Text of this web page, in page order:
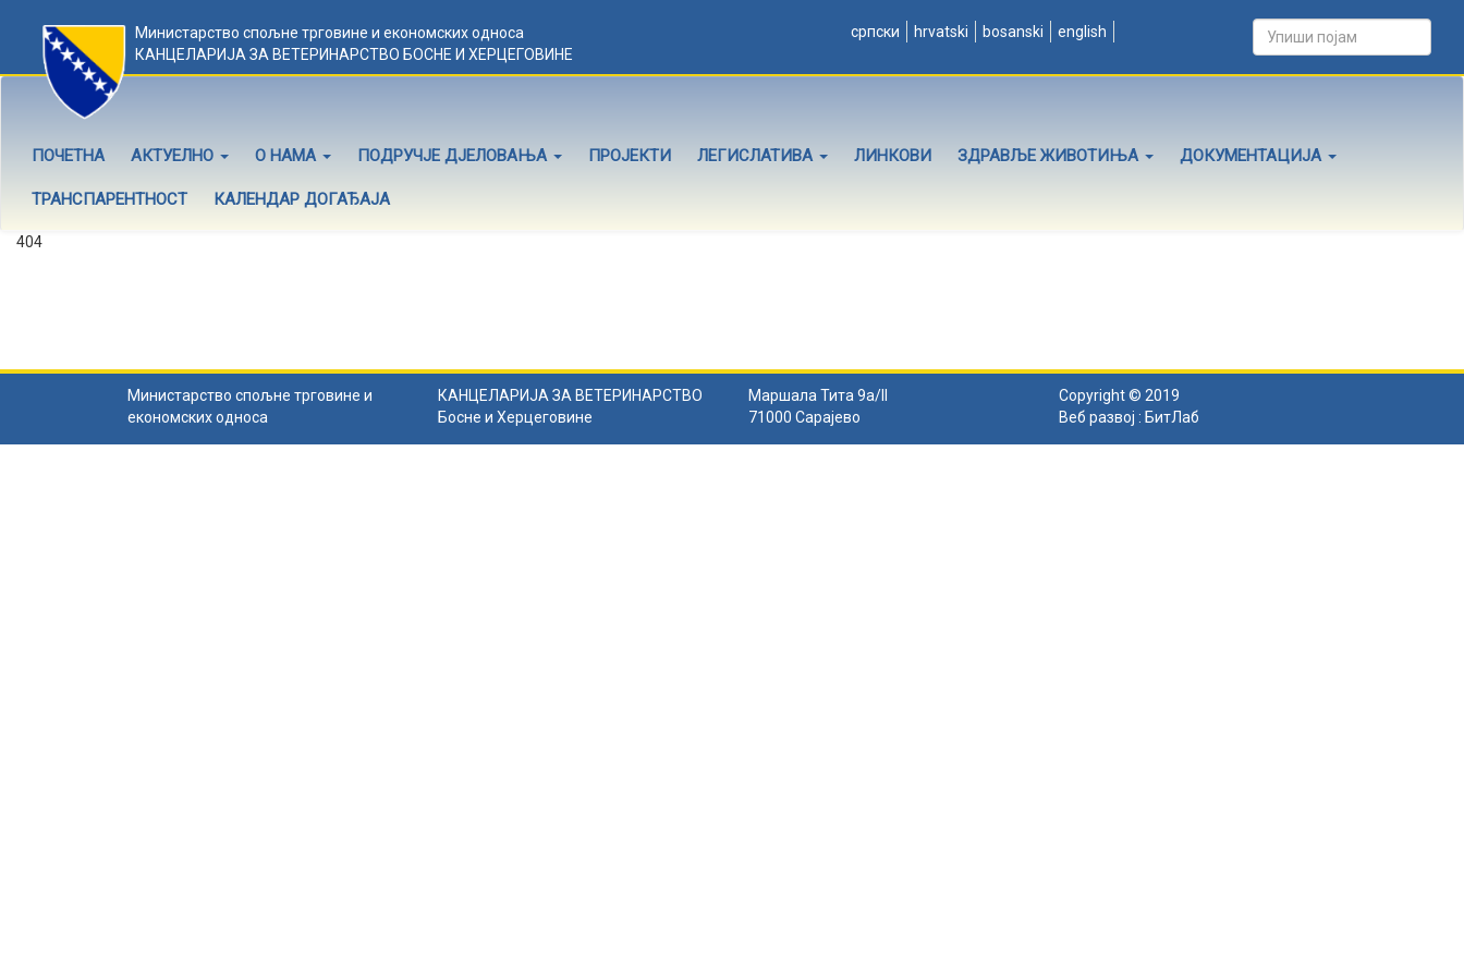
Министарство спољне трговине и економских односа
КАНЦЕЛАРИЈА ЗА ВЕТЕРИНАРСТВО БОСНЕ И ХЕРЦЕГОВИНЕ
српски hrvatski bosanski english
ПОЧЕТНА АКТУЕЛНО О НАМА ПОДРУЧЈЕ ДЈЕЛОВАЊА ПРОЈЕКТИ ЛЕГИСЛАТИВА ЛИНКОВИ ЗДРАВЉЕ ЖИВОТИЊА ДОКУМЕНТАЦИЈА
ТРАНСПАРЕНТНОСТ КАЛЕНДАР ДОГАЂАЈА
404
Министарство спољне трговине и
економских односа
КАНЦЕЛАРИЈА ЗА ВЕТЕРИНАРСТВО
Босне и Херцеговине
Маршала Тита 9а/II
71000 Сарајево
Copyright © 2019
Веб развој : БитЛаб